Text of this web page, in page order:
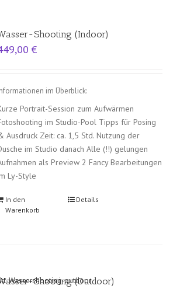
Shooting (Indoor)
€
im Überblick:
Portrait-Session zum Aufwärmen
im Studio-Pool Tipps für Posing
Ausdruck Zeit: ca. 1,5 Std. Nutzung der
im Studio danach Alle (!!) gelungen
als Preview 2 Fancy Bearbeitungen
Ly-Style
In den
Warenkorb
Details
Shooting (Outdoor)